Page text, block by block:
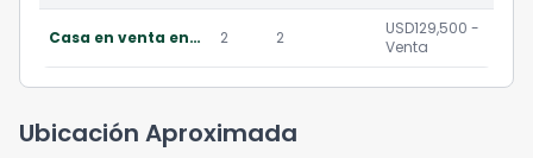
Casa en venta en macao ranch punta cana r.d. 2 2
USD129,500 -
Venta
Ubicación Aproximada